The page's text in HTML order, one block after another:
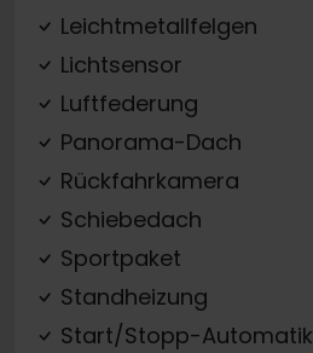
Leichtmetallfelgen
Lichtsensor
Luftfederung
Panorama-Dach
Rückfahrkamera
Schiebedach
Sportpaket
Standheizung
Start/Stopp-Automatik